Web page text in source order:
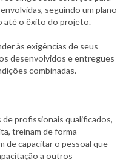
seguindo um plano
até o êxito do projeto.
às exigências de seus
desenvolvidos e entregues
combinadas.
profissionais qualificados,
treinam de forma
de capacitar o pessoal que
a outros